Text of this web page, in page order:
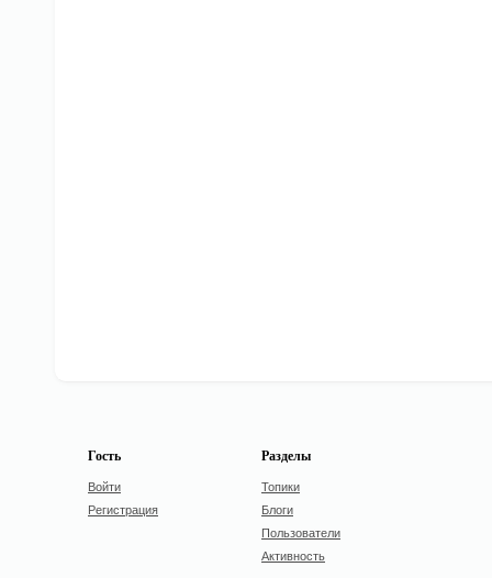
Гость
Войти
Регистрация
Разделы
Топики
Блоги
Пользователи
Активность